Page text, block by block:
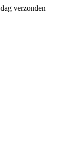
verzonden